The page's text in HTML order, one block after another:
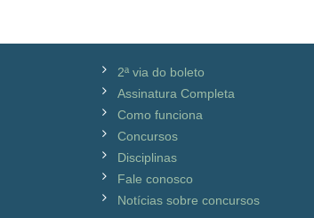
2ª via do boleto
Assinatura Completa
Como funciona
Concursos
Disciplinas
Fale conosco
Notícias sobre concursos